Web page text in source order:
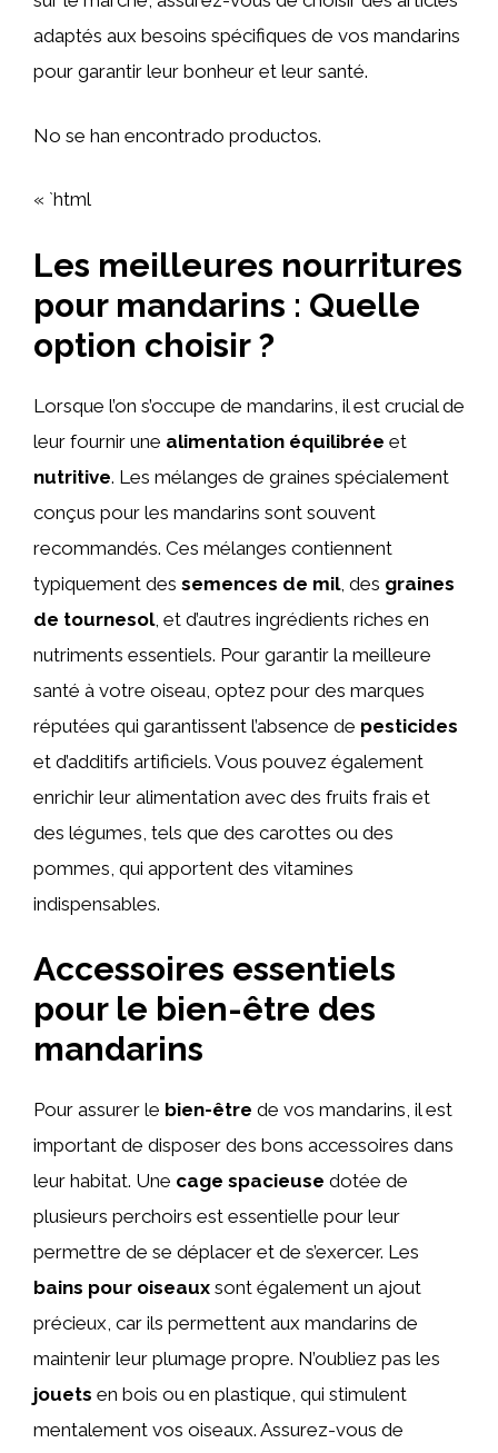
adaptés aux besoins spécifiques de vos mandarins
pour garantir leur bonheur et leur santé.
No se han encontrado productos.
« `html
Les meilleures nourritures
pour mandarins : Quelle
option choisir ?
Lorsque l’on s’occupe de mandarins, il est crucial de
leur fournir une alimentation équilibrée et
nutritive. Les mélanges de graines spécialement
conçus pour les mandarins sont souvent
recommandés. Ces mélanges contiennent
typiquement des semences de mil, des graines
de tournesol, et d’autres ingrédients riches en
nutriments essentiels. Pour garantir la meilleure
santé à votre oiseau, optez pour des marques
réputées qui garantissent l’absence de pesticides
et d’additifs artificiels. Vous pouvez également
enrichir leur alimentation avec des fruits frais et
des légumes, tels que des carottes ou des
pommes, qui apportent des vitamines
indispensables.
Accessoires essentiels
pour le bien-être des
mandarins
Pour assurer le bien-être de vos mandarins, il est
important de disposer des bons accessoires dans
leur habitat. Une cage spacieuse dotée de
plusieurs perchoirs est essentielle pour leur
permettre de se déplacer et de s’exercer. Les
bains pour oiseaux sont également un ajout
précieux, car ils permettent aux mandarins de
maintenir leur plumage propre. N’oubliez pas les
jouets en bois ou en plastique, qui stimulent
mentalement vos oiseaux. Assurez-vous de